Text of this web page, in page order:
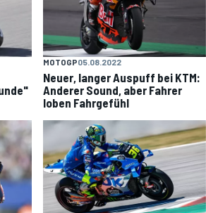
MOTOGP05.08.2022
Neuer, langer Auspuff bei KTM:
Anderer Sound, aber Fahrer
loben Fahrgefühl